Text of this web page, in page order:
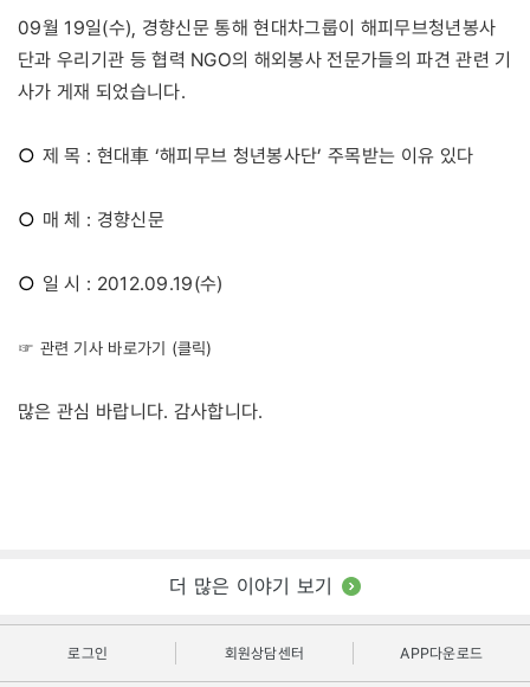
09월 19일(수), 경향신문 통해 현대차그룹이 해피무브청년봉사
단과 우리기관 등 협력 NGO의 해외봉사 전문가들의 파견 관련 기
사가 게재 되었습니다.
○ 제 목 : 현대車 ‘해피무브 청년봉사단’ 주목받는 이유 있다
○ 매 체 : 경향신문
○ 일 시 : 2012.09.19(수)
☞ 관련 기사 바로가기 (클릭)
많은 관심 바랍니다. 감사합니다.
더 많은 이야기 보기
로그인 회원상담센터 APP다운로드